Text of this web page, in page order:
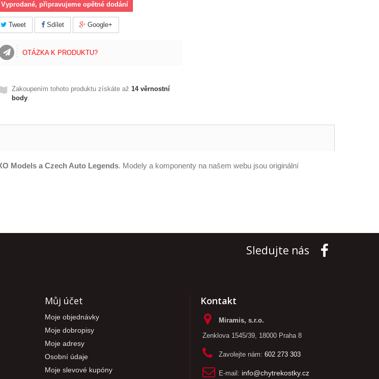
Vyprodané, připravujeme opětné dodání
Tweet Sdílet Google+
OTÁZKA K PRODUKTU?
Zakoupením tohoto produktu získáte až 14věrnostní
body.
Models a Czech Auto Legends. Modely a komponenty na našem webu jsou originální
Sledujte nás
Můj účet
Moje objednávky
Moje dobropisy
Moje adresy
Osobní údaje
Moje slevové kupóny
Kontakt
Miramis, s.r.o.
Zenklova 1545/39, 18000 Praha 8
Zavolejte nám: 602 273 303
E-mail: info@chytrekostky.cz